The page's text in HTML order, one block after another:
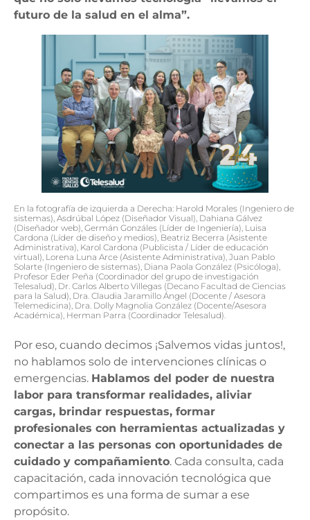
futuro de la salud en el alma”.
En la fotografía de izquierda a Derecha: Harold Morales (Ingeniero de
sistemas), Asdrúbal López (Diseñador Visual), Dahiana Gálvez
(Diseñador web), Germán Gonzáles (Líder de Ingeniería), Luisa
Cardona (Líder de diseño y medios), Beatriz Becerra (Asistente
Administrativa), Karol Cardona (Publicista / Líder de educación
virtual), Lorena Luna Arce (Asistente Administrativa), Juan Pablo
Solarte (Ingeniero de sistemas), Diana Paola González (Psicóloga),
Profesor Eder Peña (Coordinador del grupo de investigación
Telesalud), Dr. Carlos Alberto Villegas (Decano Facultad de Ciencias
para la Salud), Dra. Claudia Jaramillo Ángel (Docente / Asesora
Telemedicina), Dra. Dolly Magnolia González (Docente/Asesora
Académica), Herman Parra (Coordinador Telesalud).
Por eso, cuando decimos ¡Salvemos vidas juntos!,
no hablamos solo de intervenciones clínicas o
emergencias. Hablamos del poder de nuestra
labor para transformar realidades, aliviar
cargas, brindar respuestas, formar
profesionales con herramientas actualizadas y
conectar a las personas con oportunidades de
cuidado y compañamiento. Cada consulta, cada
capacitación, cada innovación tecnológica que
compartimos es una forma de sumar a ese
propósito.